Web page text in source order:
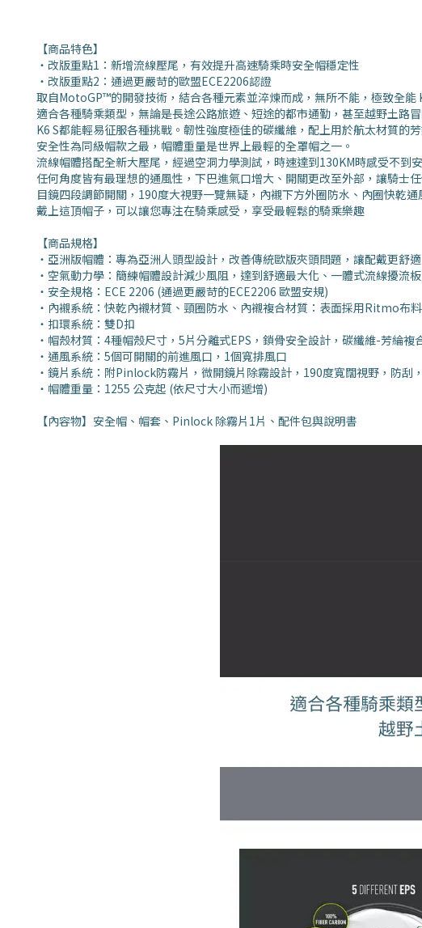
【商品特色】
‧ 改版重點1： 新增流線壓尾，有效提升高速騎乘時安全帽穩定性
‧改版重點2：通過更嚴苛的歐盟ECE2206認證
取自MotoGP™的開發技術，結合各種元素並淬煉而成，無所不能，極致全能
適合各種騎乘類型，無論是長途公路旅遊、短途的都市通勤，甚至越野土路
K6 S都能輕易征服各種挑戰。韌性強度極佳的碳纖維，配上用於航太材質的
安全性為同級帽款之最，帽體重量是世界上最輕的全罩帽之一。
流線帽體搭配全新大壓尾，經過空洞力學測試，時速達到130KM時感受不到
任何角度皆有最理想的通風性，下巴進氣口增大、開關更改至外部，讓騎士
目鏡四段調節開關，190度大視野一覽無疑，內襯下方外圈防水、內圈快乾通
戴上這頂帽子，可以讓您專注在騎乘感受，享受最輕鬆的騎乘樂趣
【商品規格】
・ 亞洲版帽體： 專為亞洲人頭型設計，改善傳統歐版夾頭問題，讓配戴更舒適
・ 空氣動力學：簡練帽體設計減少風阻，達到舒適最大化、 一體式流線擾流
・安全規格：ECE 2206 (通過更嚴苛的ECE2206 歐盟安規)
・內襯系統：快乾內襯材質、頸圈防水、內襯複合材質：表面採用Ritmo
・扣環系統：雙D扣
・帽殼材質：4種帽殼尺寸，5片分離式EPS，鎖骨安全設計，碳纖維-芳綸複
・通風系統：5個可開關的前進風口，1個寬排風口
・鏡片系統：附Pinlock防霧片，微開鏡片除霧設計，190度寬闊視野，防刮
・帽體重量：1255 公克起 (依尺寸大小而遞增)
【內容物】安全帽、帽套、Pinlock 除霧片1片、配件包與說明書